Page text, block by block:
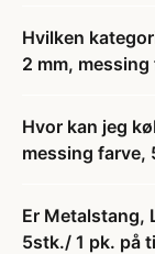
Hvilken
2 mm,
Hvor kan jeg
messing farve,
Er Metalstang,
5stk./ 1 pk. på